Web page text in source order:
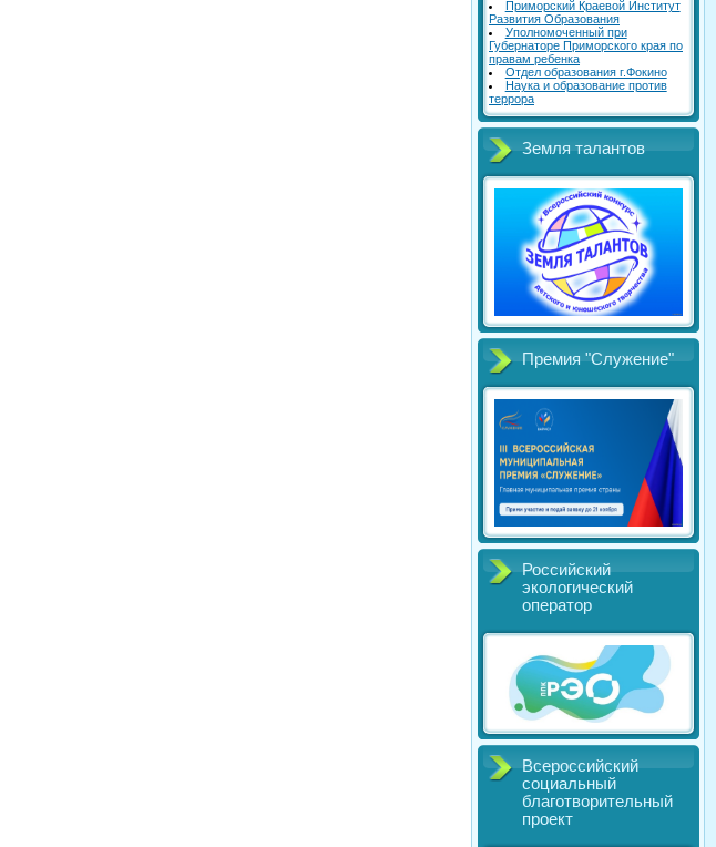
Приморский Краевой Институт
Развития Образования
Уполномоченный при
Губернаторе Приморского края по
правам ребенка
Отдел образования г.Фокино
Наука и образование против
террора
Земля талантов
Премия "Служение"
Российский
экологический
оператор
Всероссийский
социальный
благотворительный
проект